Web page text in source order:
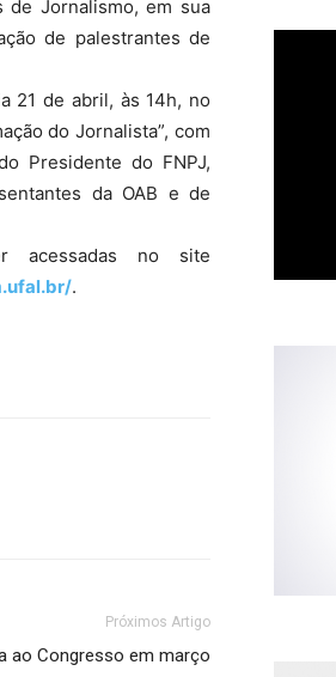
de Jornalismo, em sua
de palestrantes de
21 de abril, às 14h, no
do Jornalista”, com
Presidente do FNPJ,
da OAB e de
acessadas no site
.
Próximos Artigo
ao Congresso em março